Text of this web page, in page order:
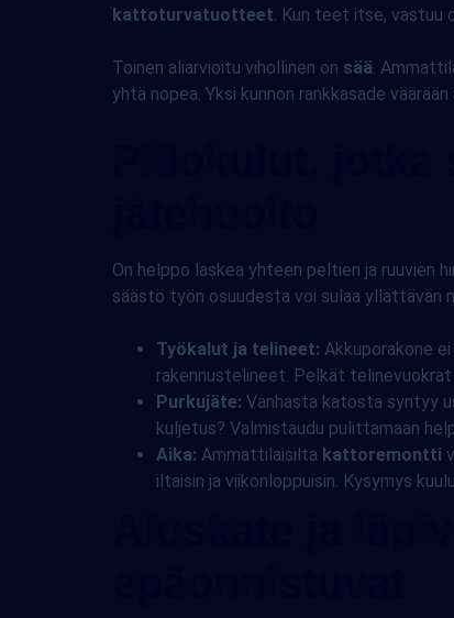
kattoturvatuotteet. Kun teet itse, vastuu
Toinen aliarvioitu vihollinen on sää.
yhtä nopea. Yksi kunnon rankkasade
On helppo laskea yhteen peltien ja ruuvien
säästö työn osuudesta voi sulaa yllättävän
Työkalut ja telineet: Akkuporakone
rakennustelineet. Pelkät
Purkujäte: Vanhasta katosta syntyy
kuljetus? Valmistaudu pulittamaan
Aika: Ammattilaisilta kattoremontti
iltaisin ja viikonloppuisin. Kysymys